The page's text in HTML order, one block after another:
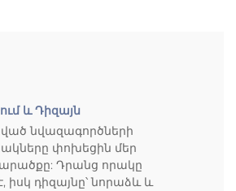
և Դիզայն
նվազագործների
փոխեցին մեր
Դրանց որակը
դիզայնը՝ նորաձև և